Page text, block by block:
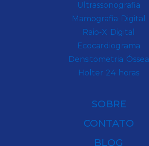
Ultrassonografia
Mamografia Digital
Raio-X Digital
Ecocardiograma
Densitometria Óssea
Holter 24 horas
SOBRE
CONTATO
BLOG